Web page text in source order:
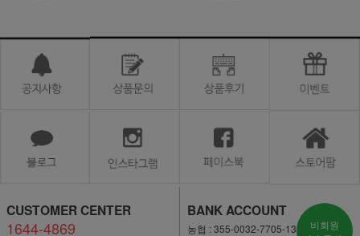
CUSTOMER CENTER
1644-4869
BANK ACCOUNT
농협 : 355-0032-7705-13
비회원